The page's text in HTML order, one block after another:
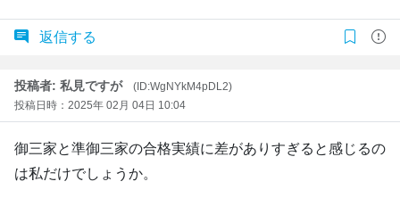
返信する
投稿者: 私見ですが
(ID:WgNYkM4pDL2)
投稿日時：2025年 02月 04日 10:04
御三家と準御三家の合格実績に差がありすぎると感じるの
は私だけでしょうか。